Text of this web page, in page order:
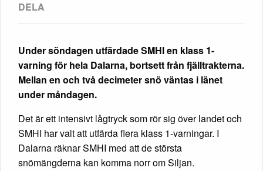
Under söndagen utfärdade SMHI en klass 1-
varning för hela Dalarna, bortsett från fjälltrakterna.
Mellan en och två decimeter snö väntas i länet
under måndagen.
Det är ett intensivt lågtryck som rör sig över landet och
SMHI har valt att utfärda flera klass 1-varningar. I
Dalarna räknar SMHI med att de största
snömängderna kan komma norr om Siljan.